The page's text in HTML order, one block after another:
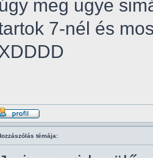
úgy meg ugye
7-nél és
témája: